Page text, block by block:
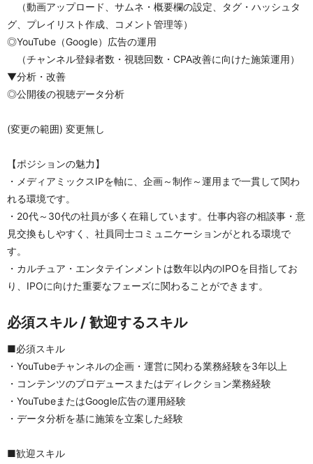
（動画アップロード、サムネ・概要欄の設定、タグ・ハッシュタ
グ、プレイリスト作成、コメント管理等）
◎YouTube（Google）広告の運用
（チャンネル登録者数・視聴回数・CPA改善に向けた施策運用）
▼分析・改善
◎公開後の視聴データ分析
(変更の範囲) 変更無し
【ポジションの魅力】
・メディアミックスIPを軸に、企画～制作～運用まで一貫して関わ
れる環境です。
・20代～30代の社員が多く在籍しています。仕事内容の相談事・意
見交換もしやすく、社員同士コミュニケーションがとれる環境で
す。
・カルチュア・エンタテインメントは数年以内のIPOを目指してお
り、IPOに向けた重要なフェーズに関わることができます。
必須スキル / 歓迎するスキル
■必須スキル
・YouTubeチャンネルの企画・運営に関わる業務経験を3年以上
・コンテンツのプロデュースまたはディレクション業務経験
・YouTubeまたはGoogle広告の運用経験
・データ分析を基に施策を立案した経験
■歓迎スキル